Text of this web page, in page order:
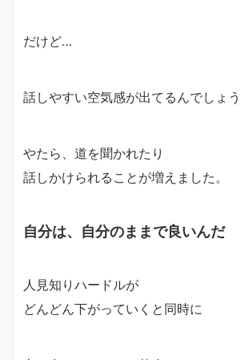
だけど…
話しやすい空気感が出てるんでしょう
やたら、道を聞かれたり
話しかけられることが増えました。
自分は、自分のままで良いんだ
人見知りハードルが
どんどん下がっていくと同時に